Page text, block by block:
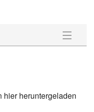
hier heruntergeladen